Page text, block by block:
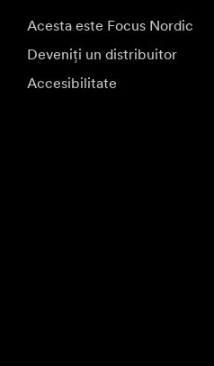
Acesta este Focus Nordic
Deveniți un distribuitor
Accesibilitate